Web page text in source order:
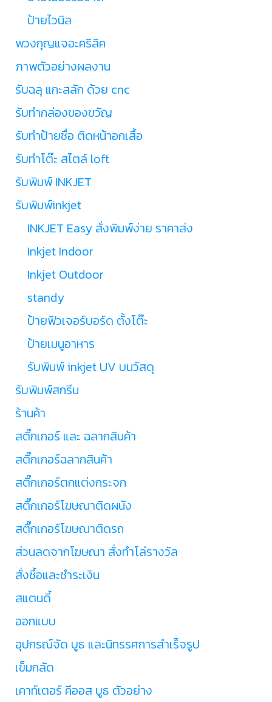
ป้ายไวนิล
พวงกุญแจอะคริลิค
ภาพตัวอย่างผลงาน
รับฉลุ แกะสลัก ด้วย cnc
รับทำกล่องของขวัญ
รับทำป้ายชื่อ ติดหน้าอกเสื้อ
รับทำโต๊ะ สไตล์ loft
รับพิมพ์ INKJET
รับพิมพ์inkjet
INKJET Easy สั่งพิมพ์ง่าย ราคาส่ง
Inkjet Indoor
Inkjet Outdoor
standy
ป้ายฟิวเจอร์บอร์ด ตั้งโต๊ะ
ป้ายเมนูอาหาร
รับพิมพ์ inkjet UV บนวัสดุ
รับพิมพ์สกรีน
ร้านค้า
สติ๊กเกอร์ และ ฉลากสินค้า
สติ๊กเกอร์ฉลากสินค้า
สติ๊กเกอร์ตกแต่งกระจก
สติ๊กเกอร์โฆษณาติดผนัง
สติ๊กเกอร์โฆษณาติดรถ
ส่วนลดจากโฆษณา สั่งทำโล่รางวัล
สั่งซื้อและชำระเงิน
สแตนดี้
ออกแบบ
อุปกรณ์จัด บูธ และนิทรรศการสำเร็จรูป
เข็มกลัด
เคาท์เตอร์ คีออส บูธ ตัวอย่าง